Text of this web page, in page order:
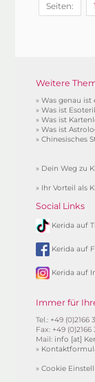
Seiten: 1
Weitere
»Was genau ist
»Was ist
»Was ist
»Was ist
»Chinesisches
» Dein Weg zu
» Ihr Vorteil als
Social Links
Kerida auf
Kerida auf
Kerida auf
Immer für
Tel.: +49 (0)2166
Fax: +49 (0)2166
Mail: info [at]
»
»Cookie